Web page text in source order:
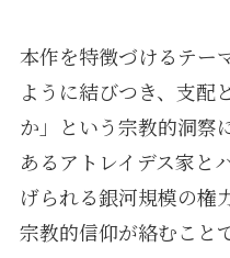
本作を特徴づけるテー
ように結びつき、支配
か」という宗教的洞察
あるアトレイデス家と
げられる銀河規模の権
宗教的信仰が絡むこと